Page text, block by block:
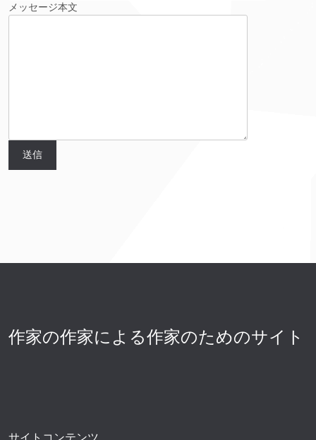
メッセージ本文
作家の作家による作家のためのサイト
サイトコンテンツ